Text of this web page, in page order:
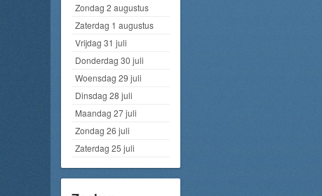
Zondag 2 augustus
Zaterdag 1 augustus
Vrijdag 31 juli
Donderdag 30 juli
Woensdag 29 juli
Dinsdag 28 juli
Maandag 27 juli
Zondag 26 juli
Zaterdag 25 juli